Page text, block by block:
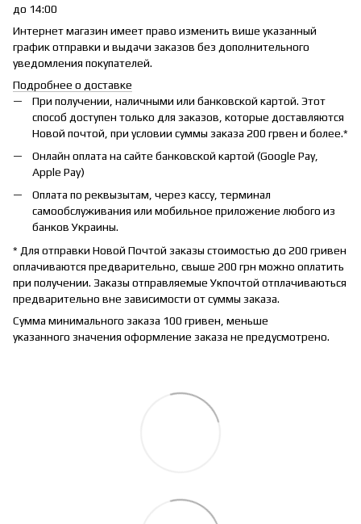
до 14:00
Интернет магазин имеет право изменить више указанный
график отправки и выдачи заказов без дополнительного
уведомления покупателей.
Подробнее о доставке
При получении, наличными или банковской картой. Этот
способ доступен только для заказов, которые доставляются
Новой почтой, при условии суммы заказа 200 грвен и более.*
Онлайн оплата на сайте банковской картой (Google Pay,
Apple Pay)
Оплата по реквызытам, через кассу, терминал
самообслуживания или мобильное приложение любого из
банков Украины.
* Для отправки Новой Почтой заказы стоимостью до 200 гривен
оплачиваются предварительно, свыше 200 грн можно оплатить
при получении. Заказы отправляемые Укпочтой отплачиваються
предварительно вне зависимости от суммы заказа.
Сумма минимального заказа 100 гривен, меньше
указанного значения оформление заказа не предусмотрено.